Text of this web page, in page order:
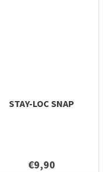
STAY-LOC SNAP
€9,90